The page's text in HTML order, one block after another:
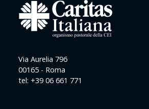
Via Aurelia 796
00165 - Roma
tel: +39 06 661 771